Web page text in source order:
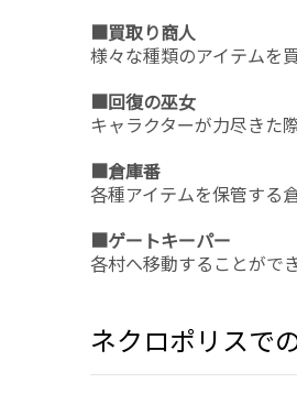
■買取り商人
様々な種類のアイテムを
■回復の巫女
キャラクターが力尽きた
■倉庫番
各種アイテムを保管する
■ゲートキーパー
各村へ移動することがで
ネクロポリスで